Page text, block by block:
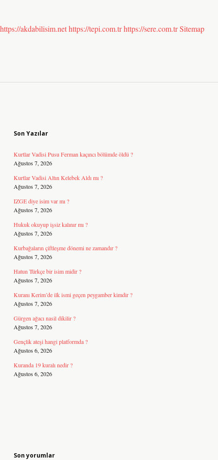
https://akdabilisim.nethttps://tepi.com.trhttps://sere.com.trSitemap
Son Yazılar
Kurtlar Vadisi Pusu Ferman kaçıncı bölümde öldü ?
Ağustos 7, 2026
Kurtlar Vadisi Altın Kelebek Aldı mı ?
Ağustos 7, 2026
IZGE diye isim var mı ?
Ağustos 7, 2026
Hukuk okuyup işsiz kalınır mı ?
Ağustos 7, 2026
Kurbağaların çiftleşme dönemi ne zamandır ?
Ağustos 7, 2026
Hatun Türkçe bir isim midir ?
Ağustos 7, 2026
Kuranı Kerim’de ilk ismi geçen peygamber kimdir ?
Ağustos 7, 2026
Gürgen ağacı nasil dikilir ?
Ağustos 7, 2026
Gençlik ateşi hangi platformda ?
Ağustos 6, 2026
Kuranda 19 kuralı nedir ?
Ağustos 6, 2026
Son yorumlar